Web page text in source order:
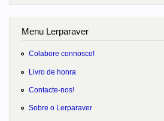
Menu Lerparaver
Colabore connosco!
Livro de honra
Contacte-nos!
Sobre o Lerparaver